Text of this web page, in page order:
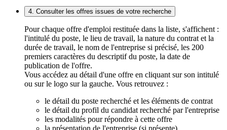
4. Consulter les offres issues de votre recherche
Pour chaque offre d'emploi restituée dans la liste, s'affichent :
l'intitulé du poste, le lieu de travail, la nature du contrat et la
durée de travail, le nom de l'entreprise si précisé, les 200
premiers caractères du descriptif du poste, la date de
publication de l'offre.
Vous accédez au détail d'une offre en cliquant sur son intitulé
ou sur le logo sur la gauche. Vous retrouvez :
le détail du poste recherché et les éléments de contrat
le détail du profil du candidat recherché par l'entreprise
les modalités pour répondre à cette offre
la présentation de l'entreprise (si présente)